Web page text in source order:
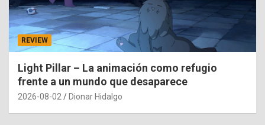
REVIEW
Light Pillar – La animación como refugio
frente a un mundo que desaparece
2026-08-02 Dionar Hidalgo